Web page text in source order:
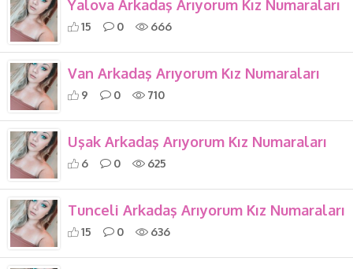
Yalova Arkadaş Arıyorum Kız Numaraları
15 0 666
Van Arkadaş Arıyorum Kız Numaraları
9 0 710
Uşak Arkadaş Arıyorum Kız Numaraları
6 0 625
Tunceli Arkadaş Arıyorum Kız Numaraları
15 0 636